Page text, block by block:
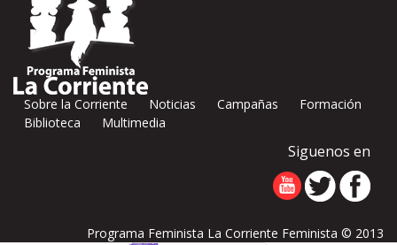
Sobre la Corriente Noticias Campañas
Formación
Biblioteca
Multimedia
Siguenos en
Programa Feminista La Corriente Feminista © 2013